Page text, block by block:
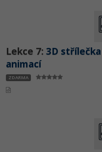
Lekce 7: 3D
animací
ZDARMA